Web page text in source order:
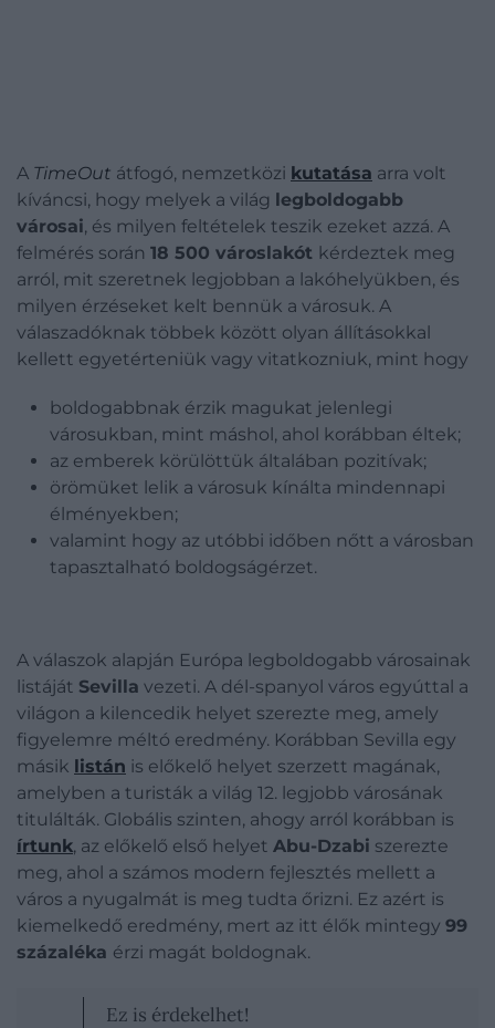
A TimeOut átfogó, nemzetközi kutatása arra volt
kíváncsi, hogy melyek a világ legboldogabb
városai, és milyen feltételek teszik ezeket azzá. A
felmérés során 18 500 városlakót kérdeztek meg
arról, mit szeretnek legjobban a lakóhelyükben, és
milyen érzéseket kelt bennük a városuk. A
válaszadóknak többek között olyan állításokkal
kellett egyetérteniük vagy vitatkozniuk, mint hogy
boldogabbnak érzik magukat jelenlegi
városukban, mint máshol, ahol korábban éltek;
az emberek körülöttük általában pozitívak;
örömüket lelik a városuk kínálta mindennapi
élményekben;
valamint hogy az utóbbi időben nőtt a városban
tapasztalható boldogságérzet.
A válaszok alapján Európa legboldogabb városainak
listáját Sevilla vezeti. A dél-spanyol város egyúttal a
világon a kilencedik helyet szerezte meg, amely
figyelemre méltó eredmény. Korábban Sevilla egy
másik listán is előkelő helyet szerzett magának,
amelyben a turisták a világ 12. legjobb városának
titulálták. Globális szinten, ahogy arról korábban is
írtunk, az előkelő első helyet Abu-Dzabi szerezte
meg, ahol a számos modern fejlesztés mellett a
város a nyugalmát is meg tudta őrizni. Ez azért is
kiemelkedő eredmény, mert az itt élők mintegy 99
százaléka érzi magát boldognak.
Ez is érdekelhet!